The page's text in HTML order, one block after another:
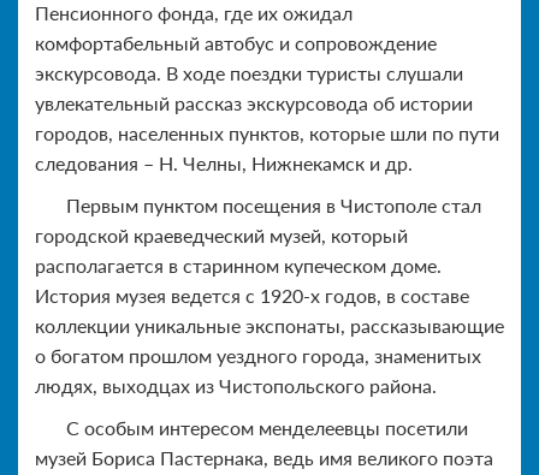
Пенсионного фонда, где их ожидал
комфортабельный автобус и сопровождение
экскурсовода. В ходе поездки туристы слушали
увлекательный рассказ экскурсовода об истории
городов, населенных пунктов, которые шли по пути
следования – Н. Челны, Нижнекамск и др.
Первым пунктом посещения в Чистополе стал
городской краеведческий музей, который
располагается в старинном купеческом доме.
История музея ведется с 1920-х годов, в составе
коллекции уникальные экспонаты, рассказывающие
о богатом прошлом уездного города, знаменитых
людях, выходцах из Чистопольского района.
С особым интересом менделеевцы посетили
музей Бориса Пастернака, ведь имя великого поэта